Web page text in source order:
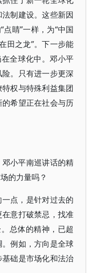
制建设。这些新因
点睛”一样，为“中国
田之龙”。下一步能
全球化中。邓小平
。只有进一步更深
权与特殊利益集团
希望正在社会与历
邓小平南巡讲话的精
的力量吗？
点，是针对过去的
意打破禁忌，找准
总体的精神，已超
例如，方向是全球
础是市场化和法治